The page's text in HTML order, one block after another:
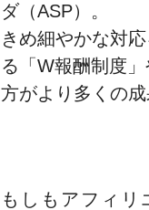
ダ（ASP）。
きめ細やかな対
る「W報酬制度
方がより多くの
もしもアフィ